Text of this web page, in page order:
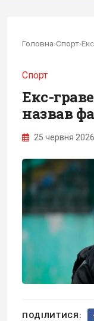
Головна›Спорт›
Спорт
Екс-
назвав
25 червня 2026
ПОДІЛИТИСЯ: